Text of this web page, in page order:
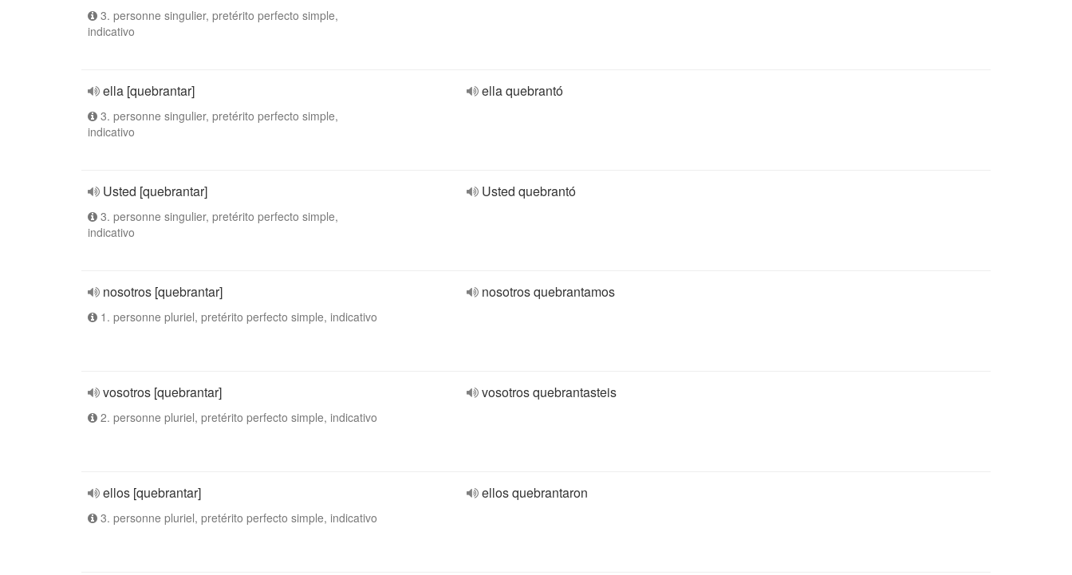
3. personne singulier, pretérito perfecto simple,
indicativo
ella [quebrantar]
3. personne singulier, pretérito perfecto simple,
indicativo
ella quebrantó
Usted [quebrantar]
3. personne singulier, pretérito perfecto simple,
indicativo
Usted quebrantó
nosotros [quebrantar]
1. personne pluriel, pretérito perfecto simple, indicativo
nosotros quebrantamos
vosotros [quebrantar]
2. personne pluriel, pretérito perfecto simple, indicativo
vosotros quebrantasteis
ellos [quebrantar]
3. personne pluriel, pretérito perfecto simple, indicativo
ellos quebrantaron